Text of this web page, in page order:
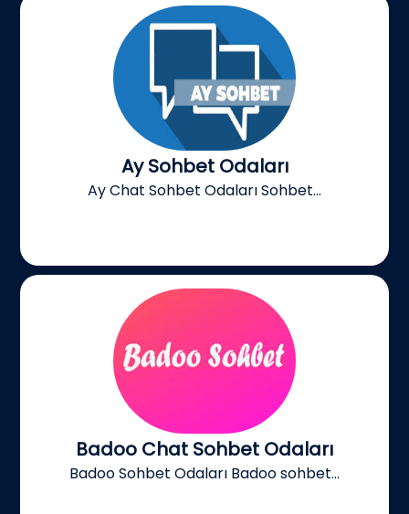
Ay Sohbet Odaları
Ay Chat Sohbet Odaları Sohbet...
Badoo Chat Sohbet Odaları
Badoo Sohbet Odaları Badoo sohbet...